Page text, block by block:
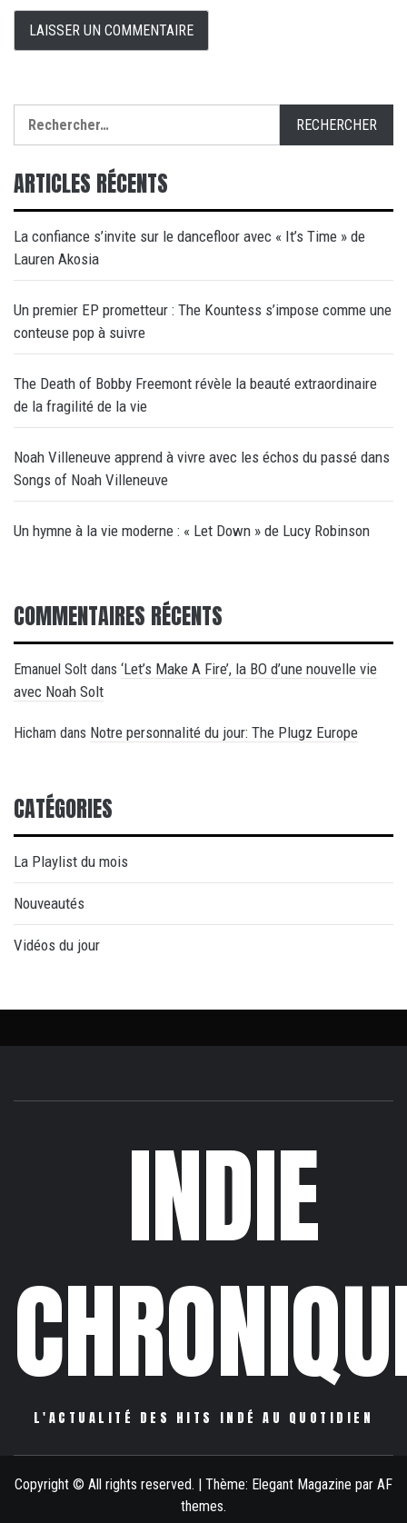
ARTICLES RÉCENTS
La confiance s’invite sur le dancefloor avec « It’s Time » de
Lauren Akosia
Un premier EP prometteur : The Kountess s’impose comme une
conteuse pop à suivre
The Death of Bobby Freemont révèle la beauté extraordinaire
de la fragilité de la vie
Noah Villeneuve apprend à vivre avec les échos du passé dans
Songs of Noah Villeneuve
Un hymne à la vie moderne : « Let Down » de Lucy Robinson
COMMENTAIRES RÉCENTS
Emanuel Solt dans ‘Let’s Make A Fire’, la BO d’une nouvelle vie
avec Noah Solt
Hicham dans Notre personnalité du jour: The Plugz Europe
CATÉGORIES
La Playlist du mois
Nouveautés
Vidéos du jour
INDIE
L'ACTUALITÉ DES HITS INDÉ AU QUOTIDIEN
Copyright © All rights reserved. Thème: Elegant Magazine par AF
themes.